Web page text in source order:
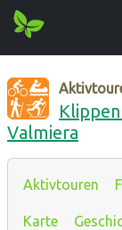
Valmiera
Aktivtouren
Karte